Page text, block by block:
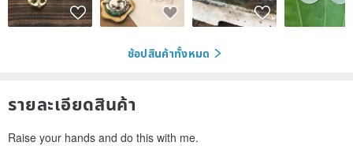
ช้อปสินค้าทั้งหมด
รายละเอียดสินค้า
Raise your hands and do this with me.